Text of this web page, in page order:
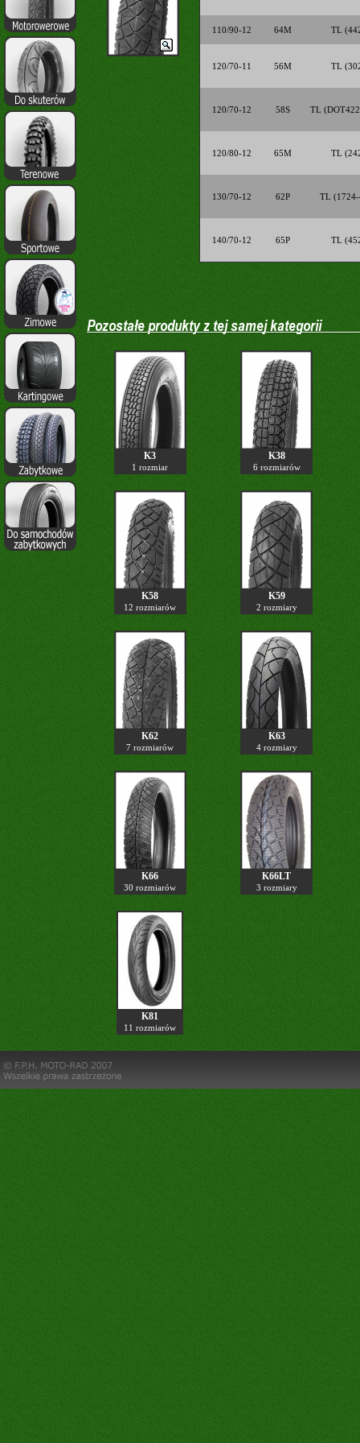
110/90-12 64M TL
120/70-11 56M TL
120/70-12 58S TL
120/80-12 65M TL
130/70-12 62P TL
140/70-12 65P TL
K3
1 rozmiar
K38
6 rozmiarów
K58
12 rozmiarów
K59
2 rozmiary
K62
7 rozmiarów
K63
4 rozmiary
K66
30 rozmiarów
K66LT
3 rozmiary
K81
11 rozmiarów